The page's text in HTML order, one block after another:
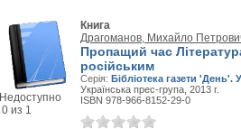
Недоступно
0 из 1
Книга
Драгоманов, Михайло
Пропащий час
російським
Серія: Бібліотека газети 'День'.
Українська прес-група, 2013 г.
ISBN 978-966-8152-29-0